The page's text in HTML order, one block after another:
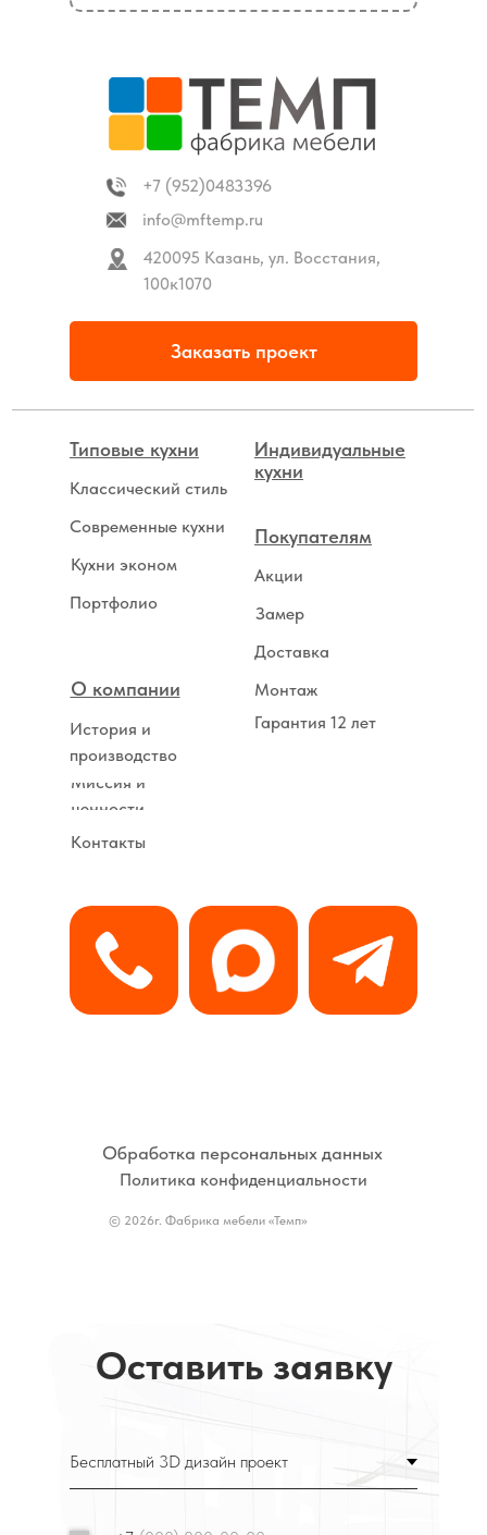
Классический стиль
Кухни эконом
Современные кухни
Портфолио
Индивидуальные
кухни
Типовые кухни
Акции
Замер
Доставка
Монтаж
Покупателям
История и
производство
О компании
Миссия и
ценности
Контакты
Политика конфиденциальности
Обработка персональных данных
Гарантия 12 лет
Заказать проект
+7 (952)0483396
info@mftemp.ru
420095 Казань, ул. Восстания,
100к1070
© 2026г. Фабрика мебели «Темп»
Оставить заявку